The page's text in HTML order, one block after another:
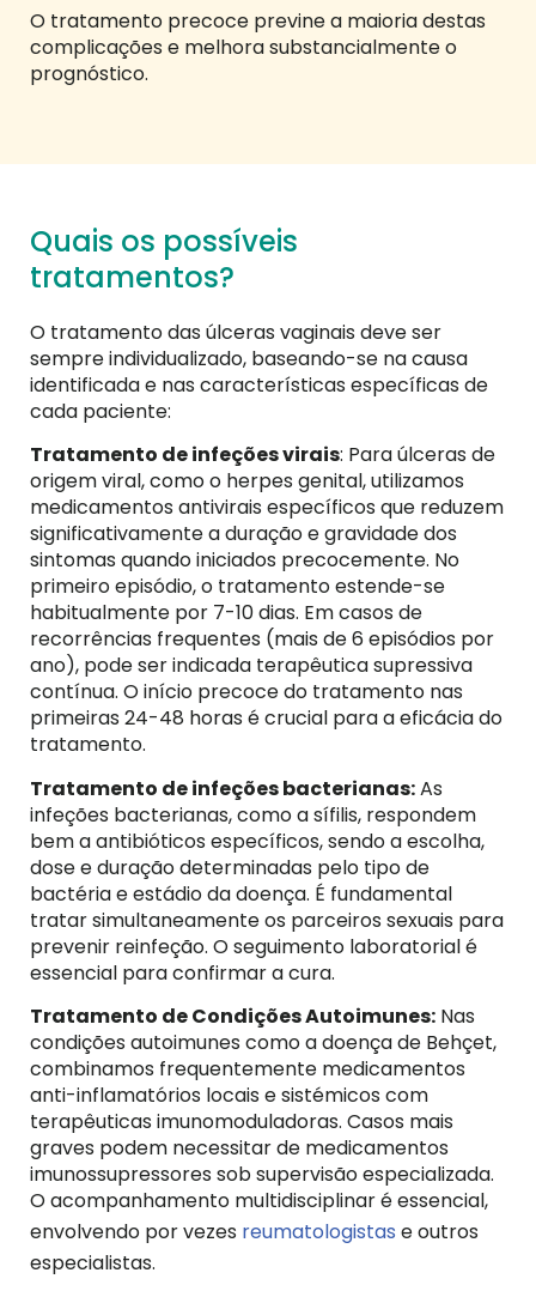
O tratamento precoce previne a maioria destas
complicações e melhora substancialmente o
prognóstico.
Quais os possíveis
tratamentos?
O tratamento das úlceras vaginais deve ser
sempre individualizado, baseando-se na causa
identificada e nas características específicas de
cada paciente:
Tratamento de infeções virais: Para úlceras de
origem viral, como o herpes genital, utilizamos
medicamentos antivirais específicos que reduzem
significativamente a duração e gravidade dos
sintomas quando iniciados precocemente. No
primeiro episódio, o tratamento estende-se
habitualmente por 7-10 dias. Em casos de
recorrências frequentes (mais de 6 episódios por
ano), pode ser indicada terapêutica supressiva
contínua. O início precoce do tratamento nas
primeiras 24-48 horas é crucial para a eficácia do
tratamento.
Tratamento de infeções bacterianas:As
infeções bacterianas, como a sífilis, respondem
bem a antibióticos específicos, sendo a escolha,
dose e duração determinadas pelo tipo de
bactéria e estádio da doença. É fundamental
tratar simultaneamente os parceiros sexuais para
prevenir reinfeção. O seguimento laboratorial é
essencial para confirmar a cura.
Tratamento de Condições Autoimunes: Nas
condições autoimunes como a doença de Behçet,
combinamos frequentemente medicamentos
anti-inflamatórios locais e sistémicos com
terapêuticas imunomoduladoras. Casos mais
graves podem necessitar de medicamentos
imunossupressores sob supervisão especializada.
O acompanhamento multidisciplinar é essencial,
envolvendo por vezes reumatologistas e outros
especialistas.